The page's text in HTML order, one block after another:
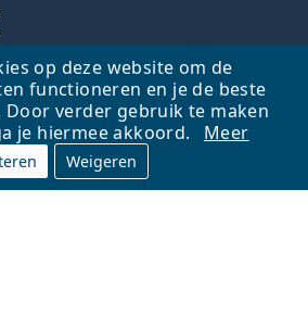
op deze website om de
functioneren en je de beste
verder gebruik te maken
je hiermee akkoord.
Meer
Weigeren
Ga omhoog